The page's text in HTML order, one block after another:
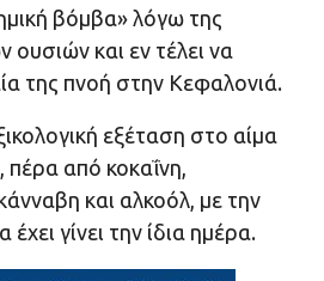
βόμβα» λόγω της
ουσιών και εν τέλει να
της πνοή στην Κεφαλονιά.
εξέταση στο αίμα
πέρα από κοκαΐνη,
και αλκοόλ, με την
γίνει την ίδια ημέρα.